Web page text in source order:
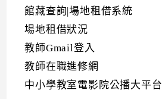
館藏查詢|場地租借系統
場地租借狀況
教師Gmail登入
教師在職進修網
中小學教室電影院公播大平台